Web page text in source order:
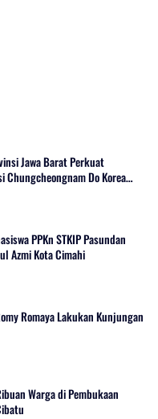
Jawa Barat Perkuat
Chungcheongnam Do Korea
PPKn STKIP Pasundan
Azmi Kota Cimahi
Romaya Lakukan Kunjungan
Warga di Pembukaan